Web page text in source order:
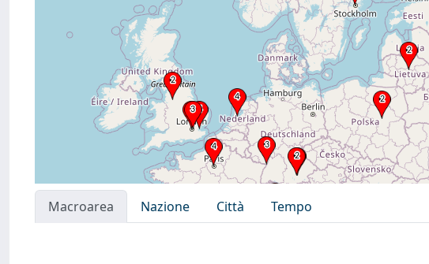
Macroarea Nazione Città
Tempo